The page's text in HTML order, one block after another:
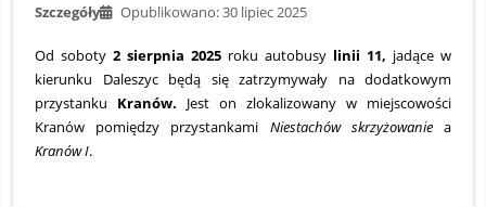
Szczegóły Opublikowano: 30 lipiec 2025
Od soboty 2 sierpnia 2025 roku autobusy linii 11, jadące w
kierunku Daleszyc będą się zatrzymywały na dodatkowym
przystanku Kranów. Jest on zlokalizowany w miejscowości
Kranów pomiędzy przystankami Niestachów skrzyżowaniea
Kranów I.